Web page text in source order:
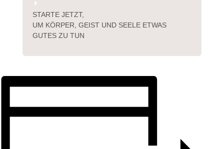
STARTE JETZT,
UM KÖRPER, GEIST UND SEELE ETWAS
GUTES ZU TUN